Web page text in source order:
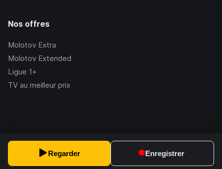
Regarder Enregistrer
Nos offres
Molotov Extra
Molotov Extended
Ligue 1+
TV au meilleur prix
2.228.1